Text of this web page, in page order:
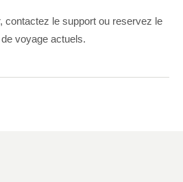
contactez le support ou reservez le
voyage actuels.